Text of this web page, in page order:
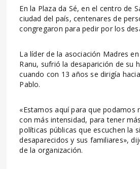
En la Plaza da Sé, en el centro de
ciudad del país, centenares de
congregaron para pedir por los
La líder de la asociación Madres
Ranu, sufrió la desaparición de su
cuando con 13 años se dirigía
Pablo.
«Estamos aquí para que podamos
con más intensidad, para tener
políticas públicas que escuchen la
desaparecidos y sus familiares»,
de la organización.